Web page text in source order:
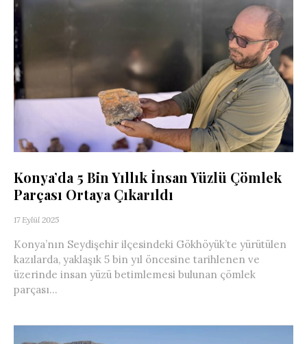
Konya’da 5 Bin Yıllık İnsan Yüzlü Çömlek
Parçası Ortaya Çıkarıldı
17 Eylül 2025
Konya’nın Seydişehir ilçesindeki Gökhöyük’te yürütülen
kazılarda, yaklaşık 5 bin yıl öncesine tarihlenen ve
üzerinde insan yüzü betimlemesi bulunan çömlek
parçası...